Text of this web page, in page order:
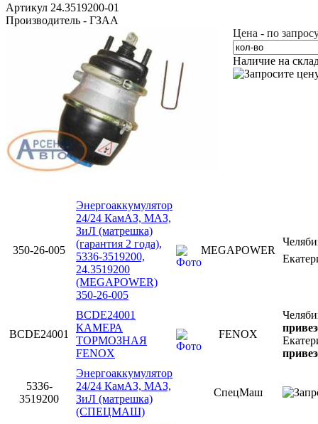
Артикул 24.3519200-01
Производитель - ГЗАА
Цена - по
Наличие на
350-26-005
Энергоаккумулятор
24/24 КамАЗ, МАЗ,
ЗиЛ (матрешка)
(гарантия 2 года),
5336-3519200,
24.3519200
(MEGAPOWER)
350-26-005
MEGAPOWER
BCDE24001
BCDE24001
КАМЕРА
ТОРМОЗНАЯ
FENOX
FENOX
5336-
3519200
Энергоаккумулятор
24/24 КамАЗ, МАЗ,
ЗиЛ (матрешка)
(СПЕЦМАШ)
СпецМаш